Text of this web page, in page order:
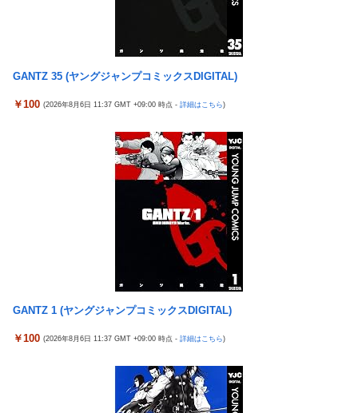
石を木刀で叩き割れるよな？ｗｗｗｗｗ
たり＝速さが段違い！渾身のRUSHに神谷が挑む！！】
【実戦報告】Lストリートファイター6の評判まとめ！ヤレる感が
4号機ジジイ「どんなノーマルタイプでも下皿はガッチガチがデ
フォ」←マジで無駄な事やってるよな
【画像】田中みな実さん、妊娠中とは思えないヒール姿で登場し
ワイ手取り15万正社員→副業でウーバーやってるんやが金がない
株式投資、若年男性の自信喪失の原因に-6割超が「人生の敗者」
韓国警察、大韓サッカー協会を家宅捜索 代表監督選考巡り
パヨク「アジア人民、中国人民と連帯して戦おー！悪政高市を打
いそう…会社滅茶苦茶やろなぁ」
【悲報】茂木敏充外相、『大炎上』してしまう！！！！！！！
「電車で女性が失神したら無言の男が真横についてきた」とタレ
ントが主張、虚言疑惑が出ると「その男の垢を発見した」と追加
三菱自動車、「パジェロ」の中型版・小型版も発売へ
【衝撃】 中国製ルーター20機種にバックドア発見！ ネットに繋
ぐだけで35秒ごとに中国のサーバーと通信
【有能】政府「トラックはサービスエリア利用有料化すればサボ
らず走るし流問題解決じゃね？」
母と一緒の時に、明らかに足に障害がある方が歩いていた。母
「なんであんな歩き方なの？ふざけてるの？」
伊勢鈴蘭さん、コカ・コーラ愛を全力アピール！
今季もタイトル獲得を目指すFC町田ゼルビア黒田剛監督が抱負を
富士登山ツアー中に64歳男性死亡 8合目付近で意識失う
細井くんの彼女、寝取らせOKだってよ3
外国人「2002年W杯は?」韓国サッカーに衝撃的不祥事！W杯予
選でレフリーへの性的接待発覚！海外騒然！【海外の反応】
GANTZ 35 (ヤングジャンプコミックスDIGITAL)
￥100 (2026年8月6日 11:37 GMT +09:00 時点 - 詳細はこちら)
GANTZ 1 (ヤングジャンプコミックスDIGITAL)
￥100 (2026年8月6日 11:37 GMT +09:00 時点 - 詳細はこちら)